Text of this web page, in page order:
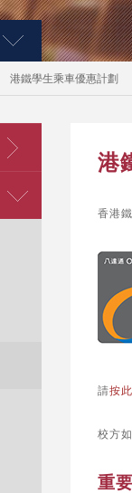
港鐵學生乘車優惠計劃
港
香港
請按此
校方
重